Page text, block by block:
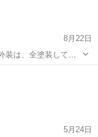
8月22日
は、全塗装してあ
修復歴 有りです 社
ー お気軽にお問合
5月24日